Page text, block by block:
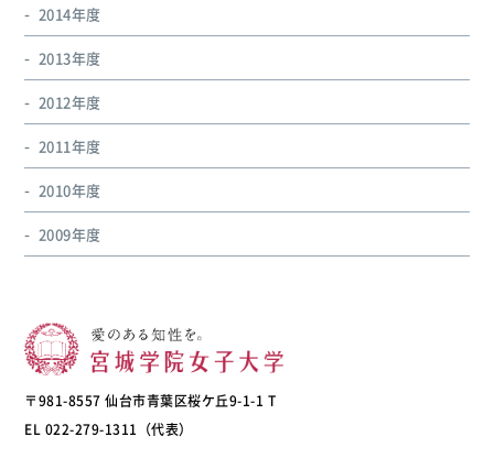
2014年度
2013年度
2012年度
2011年度
2010年度
2009年度
〒981-8557 仙台市青葉区桜ケ丘9-1-1 T
EL 022-279-1311（代表）